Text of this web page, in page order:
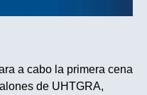
a cabo la primera cena
de UHTGRA,